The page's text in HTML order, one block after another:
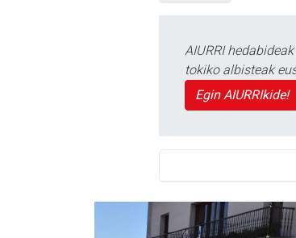
AIURRI
tokiko albisteak
Egin AIURRIkide!